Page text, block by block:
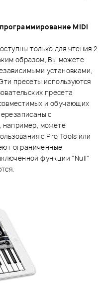
MIDI
только для чтения 2
образом, Вы можете
установками,
пресеты используются
пресета
и обучающих
с
например, можете
с Pro Tools или
ограниченные
функции "Null"